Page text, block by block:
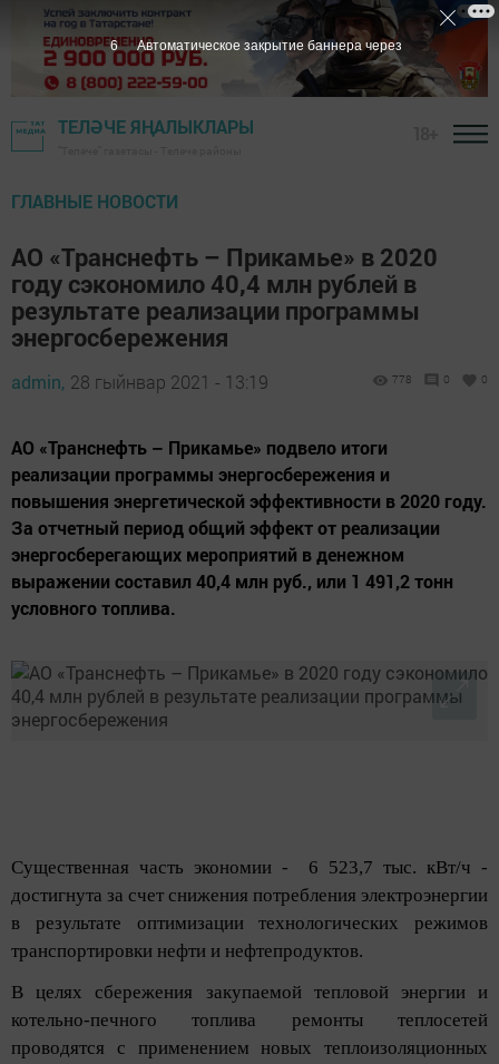
ТЕЛӘЧЕ ЯҢАЛЫКЛАРЫ
ГЛАВНЫЕ НОВОСТИ
АО «Транснефть – Прикамье» в 2020
году сэкономило 40,4 млн рублей в
результате реализации программы
энергосбережения
admin, 28 гыйнвар 2021 - 13:19 778 0 0
АО «Транснефть – Прикамье» подвело итоги
реализации программы энергосбережения и
повышения энергетической эффективности в 2020 году.
За отчетный период общий эффект от реализации
энергосберегающих мероприятий в денежном
выражении составил 40,4 млн руб., или 1 491,2 тонн
условного топлива.
Существенная часть экономии - 6 523,7 тыс. кВт/ч -
достигнута за счет снижения потребления электроэнергии
в результате оптимизации технологических режимов
транспортировки нефти и нефтепродуктов.
В целях сбережения закупаемой тепловой энергии и
котельно-печного топлива ремонты теплосетей
проводятся с применением новых теплоизоляционных
6 Автоматическое закрытие баннера через